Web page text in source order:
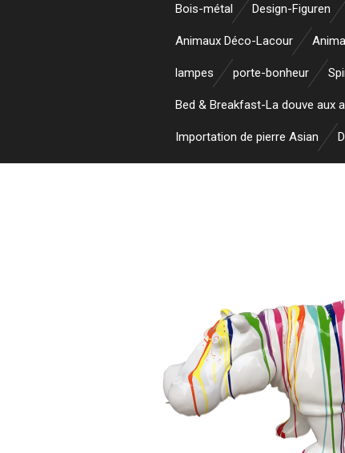
Bois-métal Design-Figuren
Animaux Déco-Lacour
lampes porte-bonheur
Bed & Breakfast-La douve aux
Importation de pierre Asian